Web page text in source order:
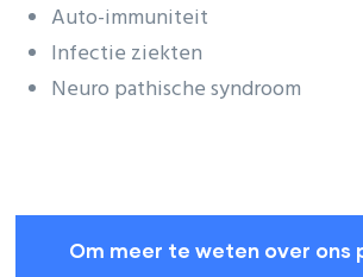
Auto-immuniteit
Infectie ziekten
Neuro pathische syndroom
Om meer te weten over ons